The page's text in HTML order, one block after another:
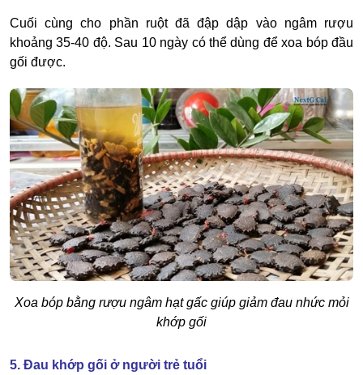
Cuối cùng cho phần ruột đã đập dập vào ngâm rượu
khoảng 35-40 độ. Sau 10 ngày có thể dùng để xoa bóp đầu
gối được.
Xoa bóp bằng rượu ngâm hạt gấc giúp giảm đau nhức mỏi
khớp gối
5. Đau khớp gối ở người trẻ tuổi